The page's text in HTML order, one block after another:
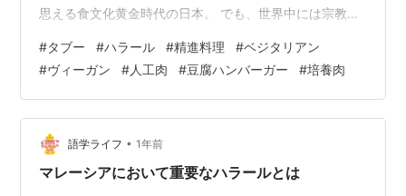
思える食文化黄金時代の日本。 でも、世界中には宗教的
食のタブーが沢山存在しています。 ◯ 宗教によるもの1.
イスラム教（ハラールとハラーム） 禁忌（ハラーム）：
豚肉、特定の動物（捕食動物、昆虫、鱗のない魚類、爬
虫類など）血液、アルコール。 適切に屠殺されていない
動物なども不可。コーランによる。一方で、それ以外は
ハラール、食べても許される。徹底度…
#タブー #ハラール #精進料理 #ベジタリアン
#ヴィーガン #人工肉 #豆腐ハンバーガー #培養肉
語学ライフ • 1年前
マレーシアにおいて重要なハラールとは